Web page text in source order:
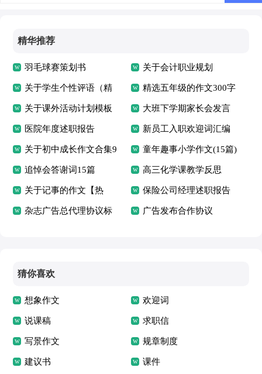
精华推荐
羽毛球赛策划书 关于会计职业规划
关于学生个性评语（精
选50句）
精选五年级的作文300字
集合8篇
关于课外活动计划模板
合集十篇
大班下学期家长会发言
稿
医院年度述职报告 新员工入职欢迎词汇编
15篇
关于初中成长作文合集9
篇
童年趣事小学作文(15篇)
追悼会答谢词15篇 高三化学课教学反思
关于记事的作文【热
门】
保险公司经理述职报告
杂志广告总代理协议标 广告发布合作协议
猜你喜欢
想象作文 欢迎词
说课稿 求职信
写景作文 规章制度
建议书 课件